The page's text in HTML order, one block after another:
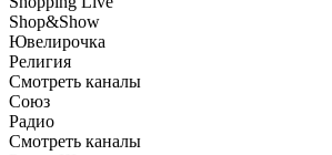
Shop&Show
Ювелирочка
Религия
Смотреть каналы
Союз
Радио
Смотреть каналы